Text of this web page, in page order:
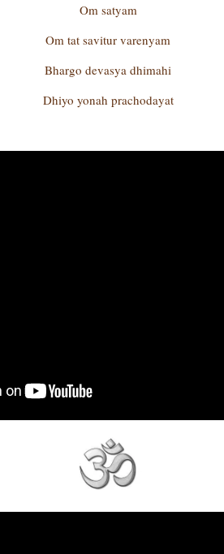
Om satyam
Om tat savitur varenyam
Bhargo devasya dhimahi
Dhiyo yonah prachodayat